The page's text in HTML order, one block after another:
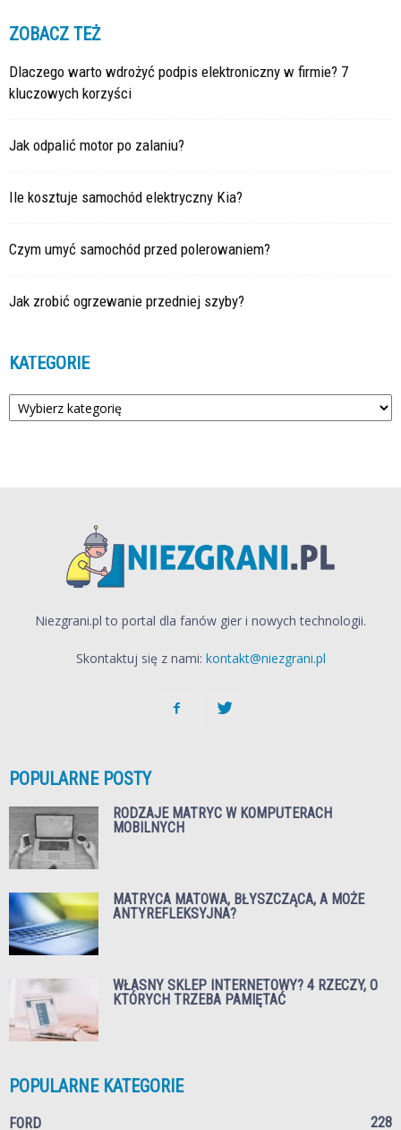
ZOBACZ TEŻ
Dlaczego warto wdrożyć podpis elektroniczny w firmie? 7
kluczowych korzyści
Jak odpalić motor po zalaniu?
Ile kosztuje samochód elektryczny Kia?
Czym umyć samochód przed polerowaniem?
Jak zrobić ogrzewanie przedniej szyby?
KATEGORIE
Kategorie
Niezgrani.pl to portal dla fanów gier i nowych technologii.
Skontaktuj się z nami: kontakt@niezgrani.pl
POPULARNE POSTY
RODZAJE MATRYC W KOMPUTERACH
MOBILNYCH
MATRYCA MATOWA, BŁYSZCZĄCA, A MOŻE
ANTYREFLEKSYJNA?
WŁASNY SKLEP INTERNETOWY? 4 RZECZY, O
KTÓRYCH TRZEBA PAMIĘTAĆ
POPULARNE KATEGORIE
FORD 228